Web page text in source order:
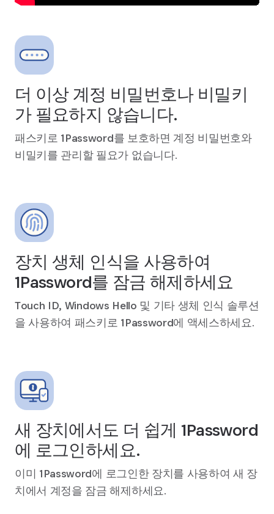
더 이상 계정 비밀번호나 비밀키
가 필요하지 않습니다.
패스키로 1Password를 보호하면 계정 비밀번호와
비밀키를 관리할 필요가 없습니다.
장치 생체 인식을 사용하여
1Password를 잠금 해제하세요
Touch ID, Windows Hello 및 기타 생체 인식 솔루션
을 사용하여 패스키로 1Password에 액세스하세요.
새 장치에서도 더 쉽게 1Password
에 로그인하세요.
이미 1Password에 로그인한 장치를 사용하여 새 장
치에서 계정을 잠금 해제하세요.